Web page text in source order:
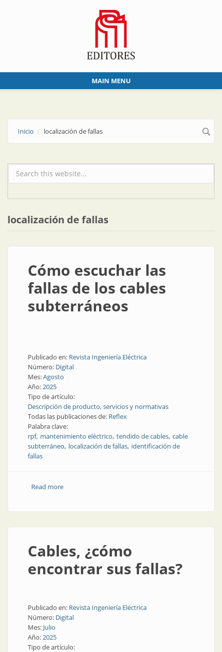
MAIN MENU
Inicio localización de fallas
Formulario de búsqueda
localización de fallas
Cómo escuchar las
fallas de los cables
subterráneos
Publicado en: Revista Ingeniería Eléctrica
Número: Digital
Mes:Agosto
Año:2025
Tipo de artículo:
Descripción de producto, servicios y normativas
Todas las publicaciones de: Reflex
Palabra clave:
rpf mantenimiento eléctrico tendido de cables cable
subterráneo localización de fallas identificación de
fallas
Read moreabout Cómo escuchar las fallas de los cables
Cables, ¿cómo
encontrar sus fallas?
Publicado en: Revista Ingeniería Eléctrica
Número: Digital
Mes: Julio
Año:2025
Tipo de artículo: